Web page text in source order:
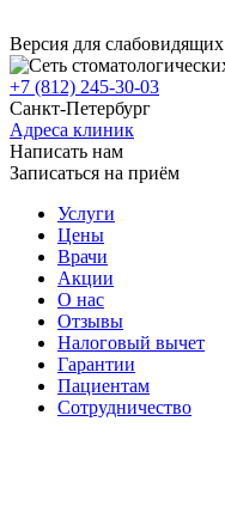
Версия для слабовидящих
+7 (812) 245-30-03
Санкт-Петербург
Адреса клиник
Написать нам
Записаться на приём
Услуги
Цены
Врачи
Акции
О нас
Отзывы
Налоговый вычет
Гарантии
Пациентам
Сотрудничество